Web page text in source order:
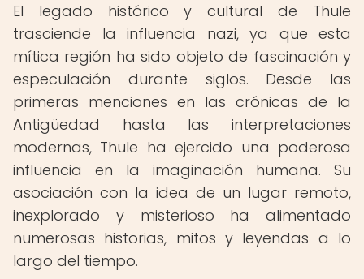
El legado histórico y cultural de Thule
trasciende la influencia nazi, ya que esta
mítica región ha sido objeto de fascinación y
especulación durante siglos. Desde las
primeras menciones en las crónicas de la
Antigüedad hasta las interpretaciones
modernas, Thule ha ejercido una poderosa
influencia en la imaginación humana. Su
asociación con la idea de un lugar remoto,
inexplorado y misterioso ha alimentado
numerosas historias, mitos y leyendas a lo
largo del tiempo.